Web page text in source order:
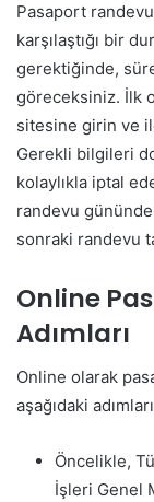
Pasaport
karşılaştığı bir
gerektiğinde,
göreceksiniz. İlk
sitesine girin ve
Gerekli bilgileri
kolaylıkla iptal
randevu
sonraki randevu
Online
Adımları
Online olarak
aşağıdaki
Öncelikle,
İşleri Genel